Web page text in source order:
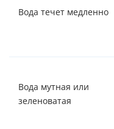
Вода течет медленно
Вода мутная или
зеленоватая